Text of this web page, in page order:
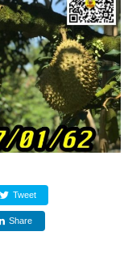
Tweet
Share